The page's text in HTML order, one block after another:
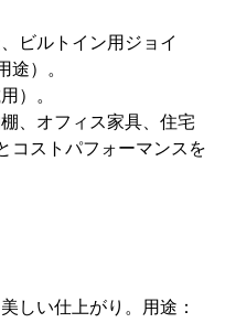
ビルトイン用ジョイ
途）。
）。
、オフィス家具、住宅
コストパフォーマンスを
しい仕上がり。用途：